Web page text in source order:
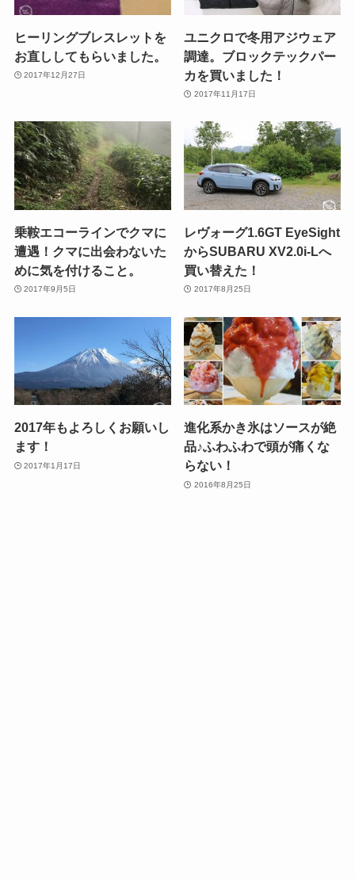
ヒーリングブレスレットを
お直ししてもらいました。
2017年12月27日
ユニクロで冬用アジウェア
調達。ブロックテックパー
カを買いました！
2017年11月17日
乗鞍エコーラインでクマに
遭遇！クマに出会わないた
めに気を付けること。
2017年9月5日
レヴォーグ1.6GT EyeSight
からSUBARU XV2.0i-Lへ
買い替えた！
2017年8月25日
2017年もよろしくお願いし
ます！
2017年1月17日
進化系かき氷はソースが絶
品♪ふわふわで頭が痛くな
らない！
2016年8月25日